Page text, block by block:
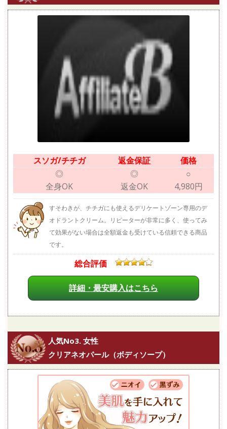
スソガ/チチガ 返金保証
価格
◎
全身OK
◎
返金OK
○
4,980円
すそわきが、チチガにも使えるデリケートゾーン専用のデ
オドラントクリーム。リピーターが非常に多く、使ってみ
て効果がない場合は全額返金も受けている信頼できる商品
です。
総合評価
詳細・最安購入はこちら
人気No3. 女性
クリアネオパール（ボディソープ）